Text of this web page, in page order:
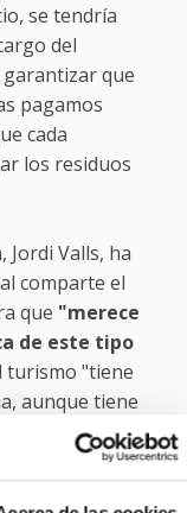
se tendría
del
que
pagamos
cada
los residuos
Jordi Valls, ha
comparte el
que "merece
de este tipo
turismo "tiene
aunque tiene
gestionar
y ha
compromete a